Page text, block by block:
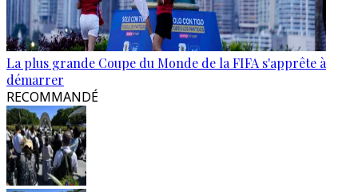
La plus grande Coupe du Monde de la FIFA s'apprête à
démarrer
RECOMMANDÉ